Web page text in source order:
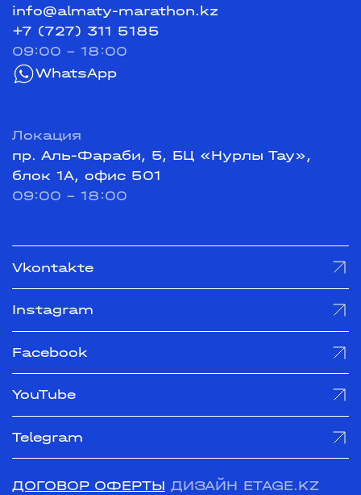
info@almaty-marathon.kz
+7 (727) 311 5185
09:00 - 18:00
WhatsApp
Локация
пр. Аль-Фараби, 5, БЦ «Нурлы Тау»,
блок 1А, офис 501
09:00 - 18:00
Vkontakte
Instagram
Facebook
YouTube
Telegram
ДОГОВОР ОФЕРТЫ ДИЗАЙН ETAGE.KZ